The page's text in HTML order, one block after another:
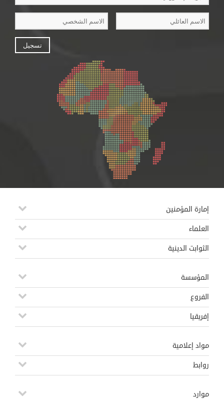
إمارة المؤمنين
العلماء
الثوابت الدينية
المؤسسة
الفروع
إفريقيا
مواد إعلامية
روابط
موارد